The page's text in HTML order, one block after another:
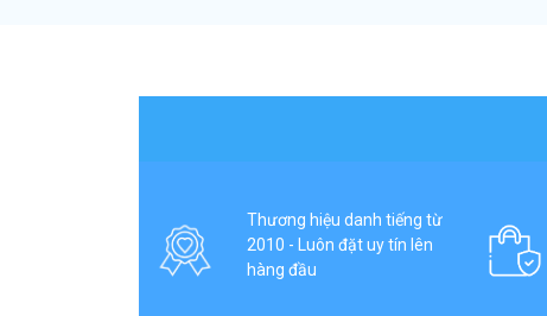
Thương hiệu danh tiếng từ
2010 - Luôn đặt uy tín lên
hàng đầu